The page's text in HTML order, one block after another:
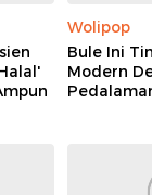
Wolipop
Bule Ini
Modern